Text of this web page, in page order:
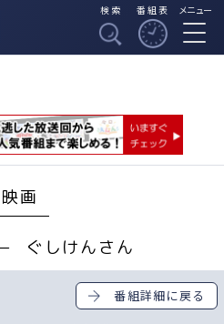
検索 番組表 メニュー
映画
ぐしけんさん
番組詳細に戻る